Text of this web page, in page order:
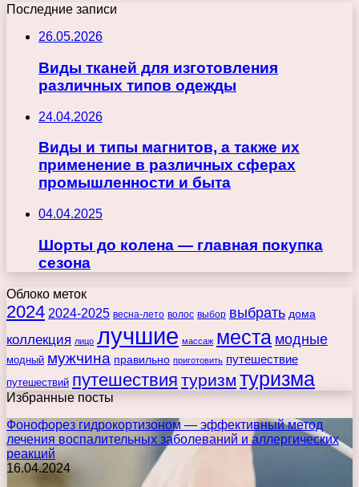
Последние записи
26.05.2026
Виды тканей для изготовления
различных типов одежды
24.04.2026
Виды и типы магнитов, а также их
применение в различных сферах
промышленности и быта
04.04.2025
Шорты до колена — главная покупка
сезона
Облоко меток
2024 2024-2025 весна-лето волос выбор выбрать дома
коллекция лицо лучшие массаж места модные
модный мужчина правильно приготовить путешествие
путешествий путешествия туризм туризма
Избранные посты
Фонофорез гидрокортизоном — эффективный метод
лечения воспалительных заболеваний и аллергических
реакций
16.04.2024